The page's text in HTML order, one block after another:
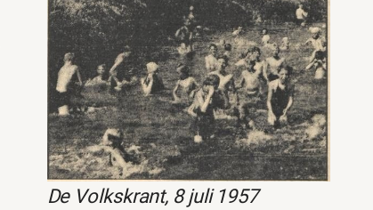
De Volkskrant, 8 juli 1957